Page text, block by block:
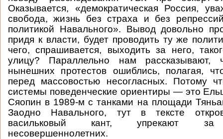
Оказывается, «демократическая Россия,
свобода, жизнь без страха и без
политикой Навального». Вывод довольно
придя к власти, будет проводить ту же
чего, спрашивается, выходить за него,
улицу? Параллельно нам рассказывают,
нынешних протестов ошиблись, полагая,
перед массовостью несогласных. Потому
системы поведенческие ориентиры — это
Сяопин в 1989-м с танками на площади
Заодно Навального, тут в тексте
васильковый кант, упрекают за
несовершеннолетних.